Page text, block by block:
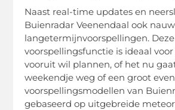
Naast real-time updates en
Buienradar Veenendaal ook
langetermijnvoorspellingen. Deze
voorspellingsfunctie is ideaal
vooruit wil plannen, of het nu
weekendje weg of een groot
voorspellingsmodellen van
gebaseerd op uitgebreide